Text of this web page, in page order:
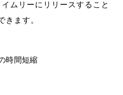
ムリーにリリースすること
きます。
時間短縮